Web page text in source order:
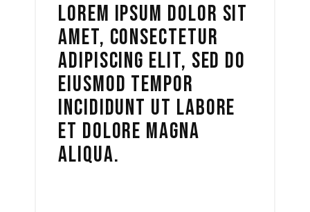
LOREM IPSUM DOLOR SIT
AMET, CONSECTETUR
ADIPISCING ELIT, SED DO
EIUSMOD TEMPOR
INCIDIDUNT UT LABORE
ET DOLORE MAGNA
ALIQUA.